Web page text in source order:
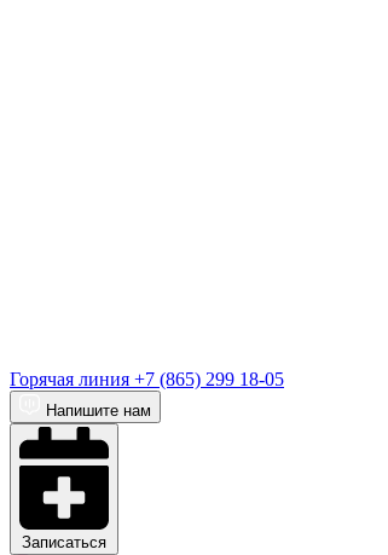
Горячая линия +7 (865) 299 18-05
Напишите нам
Записаться